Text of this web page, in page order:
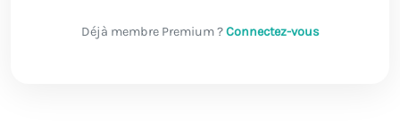
Déjà membre Premium ?Connectez-vous